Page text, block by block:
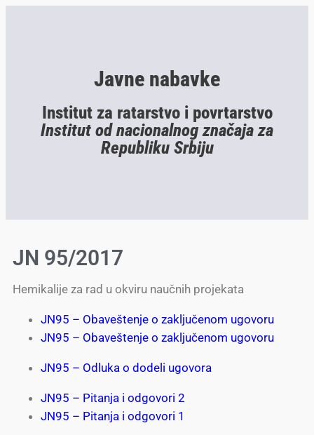
Javne nabavke
Institut za ratarstvo i povrtarstvo
Institut od nacionalnog značaja za
Republiku Srbiju
JN 95/2017
Hemikalije za rad u okviru naučnih projekata
JN95 – Obaveštenje o zaključenom ugovoru
JN95 – Obaveštenje o zaključenom ugovoru
JN95 – Odluka o dodeli ugovora
JN95 – Pitanja i odgovori 2
JN95 – Pitanja i odgovori 1